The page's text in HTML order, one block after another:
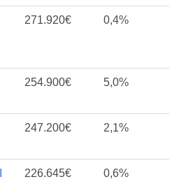
271.920€ 0,4%
254.900€ 5,0%
247.200€ 2,1%
226.645€ 0,6%